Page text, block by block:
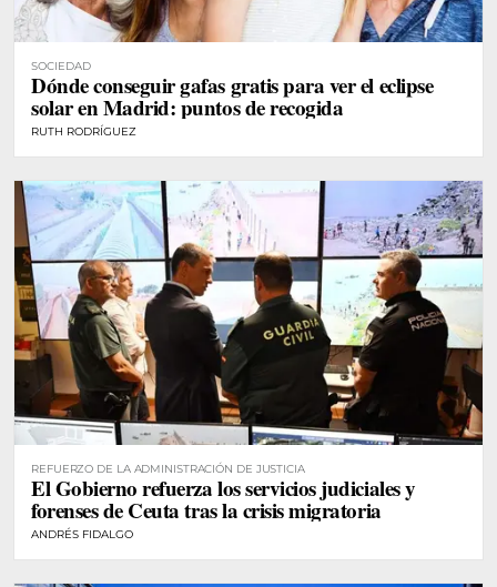
SOCIEDAD
Dónde conseguir gafas gratis para ver el eclipse
solar en Madrid: puntos de recogida
RUTH RODRÍGUEZ
REFUERZO DE LA ADMINISTRACIÓN DE JUSTICIA
El Gobierno refuerza los servicios judiciales y
forenses de Ceuta tras la crisis migratoria
ANDRÉS FIDALGO